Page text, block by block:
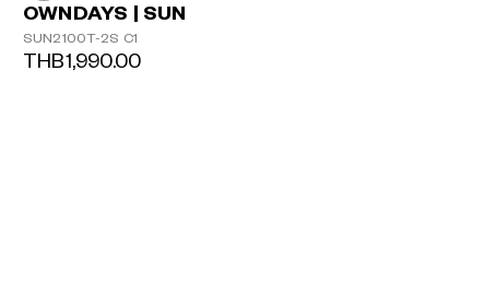
OWNDAYS | SUN
SUN2100T-2S C1
THB1,990.00